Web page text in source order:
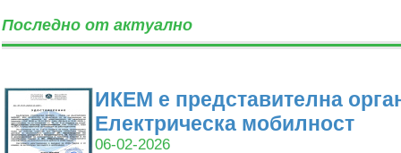
Последно от актуално
ИКЕМ е представителна
Електрическа мобилност
06-02-2026